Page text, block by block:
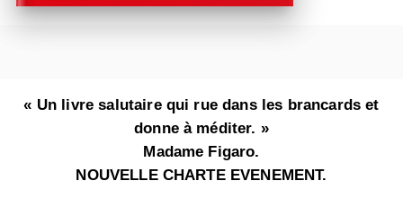
« Un livre salutaire qui rue dans les brancards et
donne à méditer. »
Madame Figaro.
NOUVELLE CHARTE EVENEMENT.